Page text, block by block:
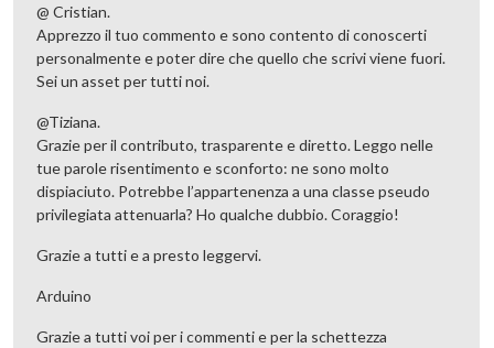
@ Cristian.
Apprezzo il tuo commento e sono contento di conoscerti
personalmente e poter dire che quello che scrivi viene fuori.
Sei un asset per tutti noi.
@Tiziana.
Grazie per il contributo, trasparente e diretto. Leggo nelle
tue parole risentimento e sconforto: ne sono molto
dispiaciuto. Potrebbe l’appartenenza a una classe pseudo
privilegiata attenuarla? Ho qualche dubbio. Coraggio!
Grazie a tutti e a presto leggervi.
Arduino
Grazie a tutti voi per i commenti e per la schettezza